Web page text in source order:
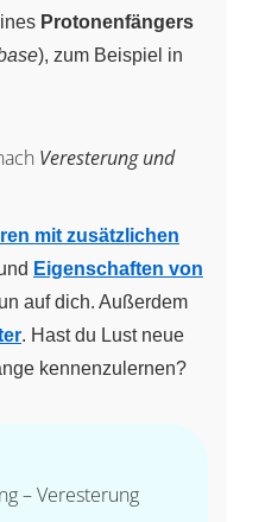
Protonenfängers
), zum Beispiel in
Veresterung und
mit zusätzlichen
Eigenschaften von
auf dich. Außerdem
. Hast du Lust neue
kennenzulernen?
– Veresterung